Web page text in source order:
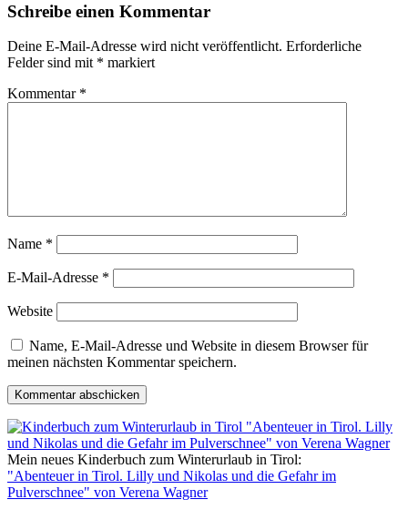
Schreibe einen Kommentar
Deine E-Mail-Adresse wird nicht veröffentlicht. Erforderliche
Felder sind mit * markiert
Kommentar *
Name *
E-Mail-Adresse *
Website
Name, E-Mail-Adresse und Website in diesem Browser für
meinen nächsten Kommentar speichern.
Mein neues Kinderbuch zum Winterurlaub in Tirol:
"Abenteuer in Tirol. Lilly und Nikolas und die Gefahr im
Pulverschnee" von Verena Wagner